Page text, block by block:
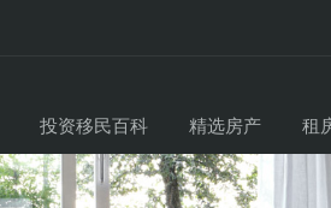
投资移民百科 精选房产 租